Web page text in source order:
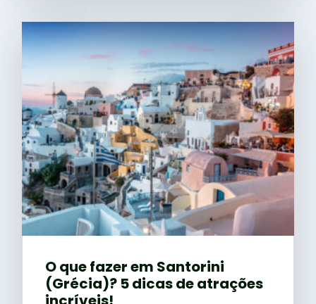
O que fazer em Santorini
(Grécia)? 5 dicas de atrações